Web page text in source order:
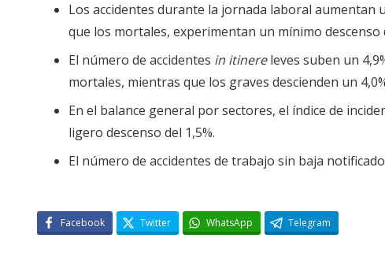
Los accidentes durante la jornada laboral aumentan
que los mortales, experimentan un mínimo descenso
El número de accidentes in itinereleves suben un
mortales, mientras que los graves descienden un
En el balance general por sectores, el índice de
ligero descenso del 1,5%.
El número de accidentes de trabajo sin baja
Facebook Twitter WhatsApp Telegram